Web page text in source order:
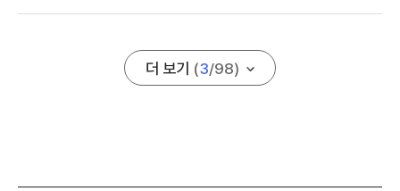
더 보기 (3/98)